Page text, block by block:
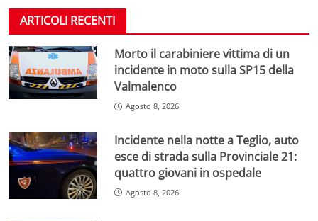
ARTICOLI RECENTI
Morto il carabiniere vittima di un
incidente in moto sulla SP15 della
Valmalenco
Agosto 8, 2026
Incidente nella notte a Teglio, auto
esce di strada sulla Provinciale 21:
quattro giovani in ospedale
Agosto 8, 2026